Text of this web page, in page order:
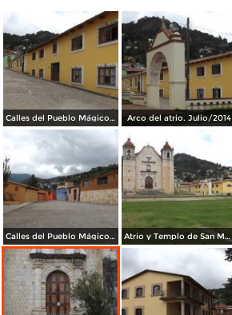
Calles del Pueblo Mágico de Capulalpam de Méndez. Julio/2014 Arco del atrio. Julio/2014
Calles del Pueblo Mágico. Julio/2014 Atrio y Templo de San Mateo. Julio/2014